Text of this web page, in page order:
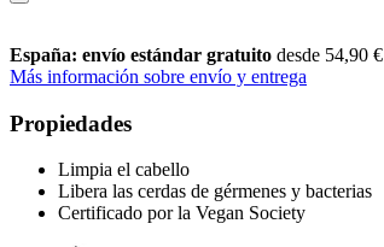
España: envío estándar gratuito desde 54,90 €
Más información sobre envío y entrega
Propiedades
Limpia el cabello
Libera las cerdas de gérmenes y bacterias
Certificado por la Vegan Society